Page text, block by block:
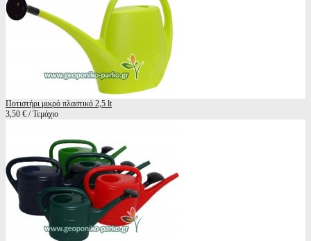
Ποτιστήρι μικρό πλαστικό 2,5 lt
3,50 € / Τεμάχιο